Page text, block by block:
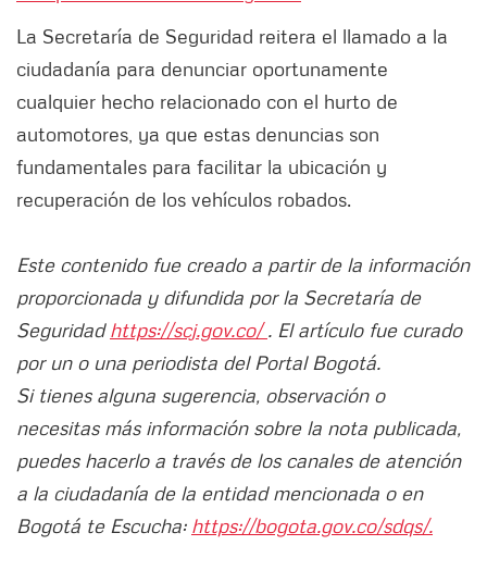
La Secretaría de Seguridad reitera el llamado a la
ciudadanía para denunciar oportunamente
cualquier hecho relacionado con el hurto de
automotores, ya que estas denuncias son
fundamentales para facilitar la ubicación y
recuperación de los vehículos robados.
Este contenido fue creado a partir de la información
proporcionada y difundida por la Secretaría de
Seguridadhttps://scj.gov.co/. El artículo fue curado
por un o una periodista del Portal Bogotá.
Si tienes alguna sugerencia, observación o
necesitas más información sobre la nota publicada,
puedes hacerlo a través de los canales de atención
a la ciudadanía de la entidad mencionada o en
Bogotá te Escucha: https://bogota.gov.co/sdqs/.